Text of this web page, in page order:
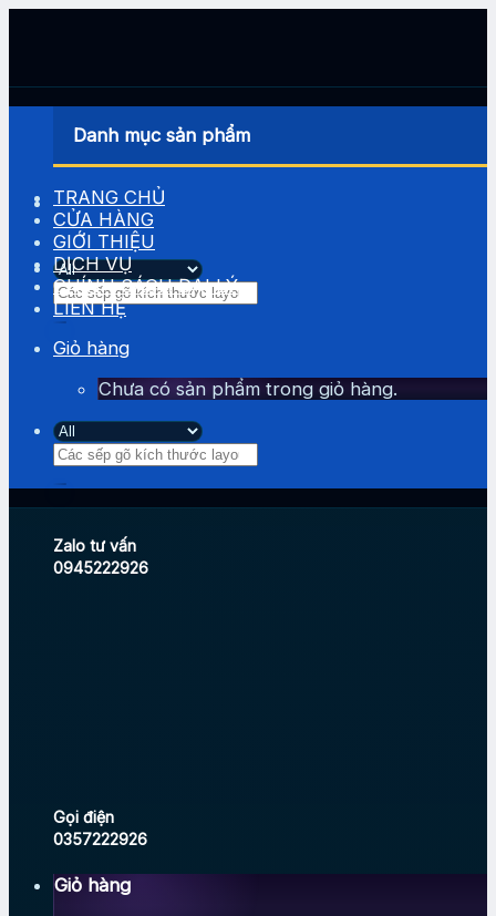
Tìm
kiếm:
Zalo tư vấn
0945222926
Gọi điện
0357222926
Giỏ hàng
Danh mục sản phẩm
TRANG CHỦ
CỬA HÀNG
GIỚI THIỆU
DỊCH VỤ
CHÍNH SÁCH ĐẠI LÝ
LIÊN HỆ
Giỏ hàng
Chưa có sản phẩm trong giỏ hàng.
Tìm
kiếm: